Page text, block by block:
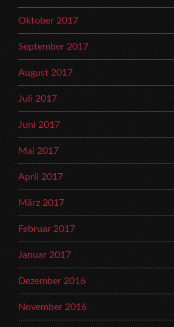
Oktober 2017
September 2017
August 2017
Juli 2017
Juni 2017
Mai 2017
April 2017
März 2017
Februar 2017
Januar 2017
Dezember 2016
November 2016